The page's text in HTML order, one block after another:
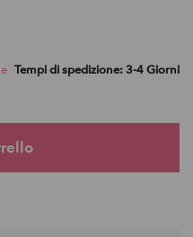
Tempi di spedizione: 3-4 Giorni